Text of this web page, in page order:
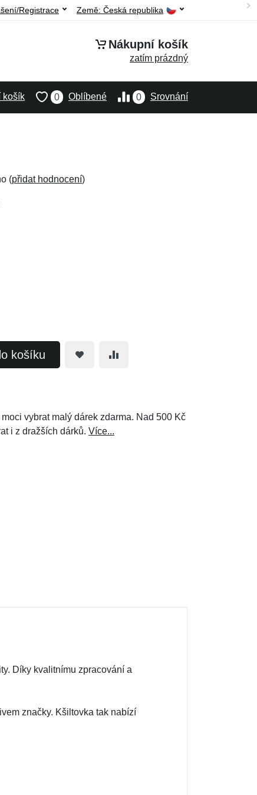
Země: Česká republika
Registrace
Nákupní košík
zatím prázdný
0 Srovnání
0 Oblíbené
košík
(přidat hodnocení)
košíku
vybrat malý dárek zdarma. Nad 500 Kč
i z dražších dárků. Více...
Díky kvalitnímu zpracování a
značky. Kšiltovka tak nabízí